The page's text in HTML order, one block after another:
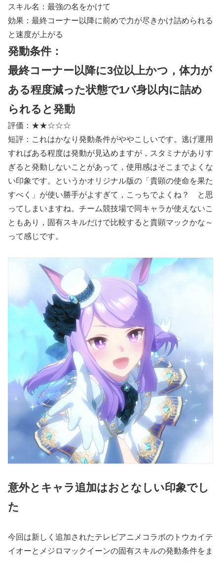
スキル名：最強の名をかけて
効果：最終コーナー以降に前めで力が尽きかけ詰められる
と速度が上がる
発動条件：
最終コーナー以降に3位以上かつ，体力が
ある程度減った状態で1バ身以内に詰め
られると発動
評価：★★☆☆☆
短評：これはかなり発動条件がややこしいです。逃げ運用
すればある程度は発動が見込めますが，スタミナがありす
ぎると発動しないことがあって，使用感はそこまでよくな
い印象です。というかオリジナル版の「貴顕の使命を果た
すべく」が使い勝手がよすぎて，こっちでよくね？ と思
ってしまいますね。チーム競技場で同キャラが使えないこ
ともあり，固有スキルだけで比較すると貴顕マックかな～
って感じです。
意外とキャラ追加はおとなしい印象でし
た
今回は新しく追加されたテレビアニメコラボのトウカイテ
イオーとメジロマックイーンの固有スキルの発動条件をま